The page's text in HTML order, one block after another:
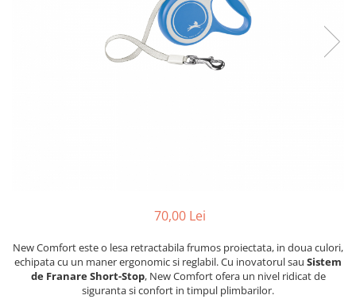
70,00 Lei
New Comfort este o lesa retractabila frumos proiectata, in doua culori,
echipata cu un maner ergonomic si reglabil. Cu inovatorul sau Sistem
de Franare Short-Stop, New Comfort ofera un nivel ridicat de
siguranta si confort in timpul plimbarilor.